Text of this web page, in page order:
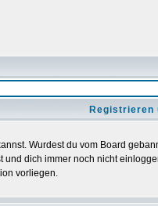
Registrieren
Wurdest du vom Board
dich immer noch nicht
vorliegen.